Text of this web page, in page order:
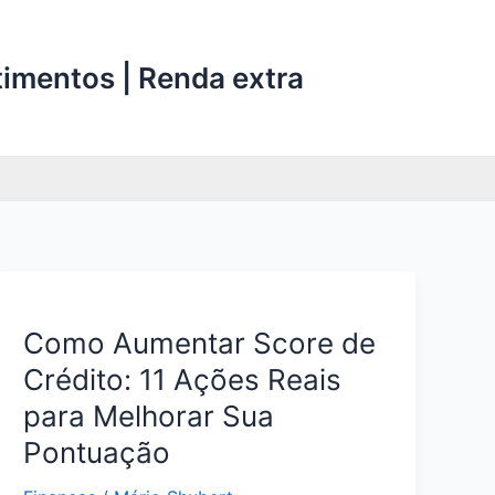
| Renda extra
Como Aumentar Score de
Crédito: 11 Ações Reais
para Melhorar Sua
Pontuação